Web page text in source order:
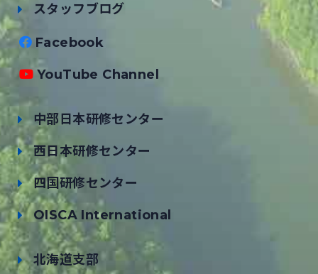
スタッフブログ
Facebook
YouTube Channel
中部日本研修センター
西日本研修センター
四国研修センター
OISCA International
北海道支部